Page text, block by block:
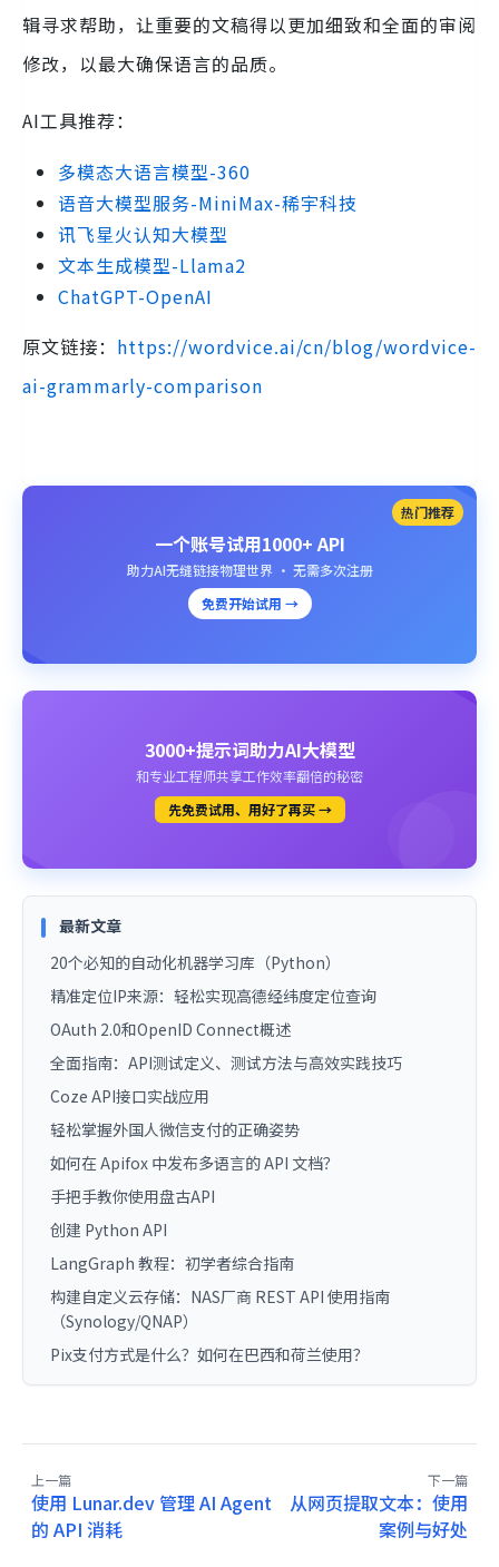
辑寻求帮助，让重要的文稿得以更加细致和全面的审阅
修改，以最大确保语言的品质。
AI工具推荐：
多模态大语言模型-360
语音大模型服务-MiniMax-稀宇科技
讯飞星火认知大模型
文本生成模型-Llama2
ChatGPT-OpenAI
原文链接： https://wordvice.ai/cn/blog/wordvice-
ai-grammarly-comparison
热门推荐
一个账号试用1000+ API
助力AI无缝链接物理世界 · 无需多次注册
免费开始试用 →
3000+提示词助力AI大模型
和专业工程师共享工作效率翻倍的秘密
先免费试用、用好了再买 →
最新文章
20个必知的自动化机器学习库（Python）
精准定位IP来源：轻松实现高德经纬度定位查询
OAuth 2.0和OpenID Connect概述
全面指南：API测试定义、测试方法与高效实践技巧
Coze API接口实战应用
轻松掌握外国人微信支付的正确姿势
如何在 Apifox 中发布多语言的 API 文档？
手把手教你使用盘古API
创建 Python API
LangGraph 教程：初学者综合指南
构建自定义云存储：NAS厂商 REST API 使用指南
（Synology/QNAP）
Pix支付方式是什么？如何在巴西和荷兰使用？
上一篇
使用 Lunar.dev 管理 AI Agent
的 API 消耗
下一篇
从网页提取文本：使用
案例与好处